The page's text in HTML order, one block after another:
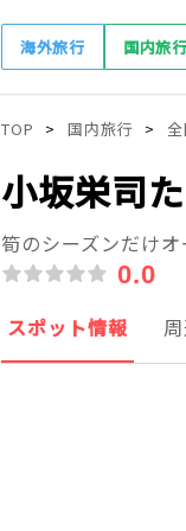
海外旅行 国内旅行
TOP 国内旅行
小坂栄司
筍のシーズンだけ
0.0
スポット情報